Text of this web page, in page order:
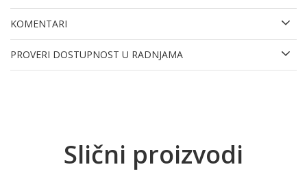
KOMENTARI
PROVERI DOSTUPNOST U RADNJAMA
Slični proizvodi